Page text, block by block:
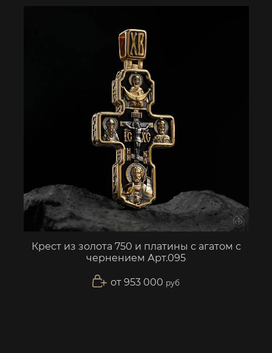
Крест из золота 750 и платины с агатом с
чернением Арт.095
от 953 000 руб